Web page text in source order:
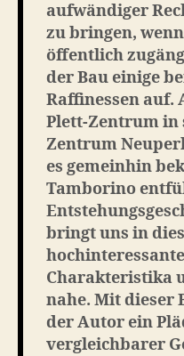
aufwändiger
zu bringen,
öffentlich
der Bau einige
Raffinessen auf.
Plett-Zentrum in
Zentrum
es gemeinhin
Tamborino
bringt uns in
Charakteristika
nahe. Mit dieser
der Autor ein
vergleichbarer